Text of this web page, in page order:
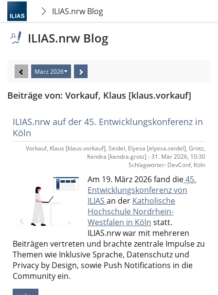
ILIAS.nrw Blog
ILIAS.nrw Blog
März 2026
Beiträge von: Vorkauf, Klaus [klaus.vorkauf]
ILIAS.nrw auf der 45. Entwicklungskonferenz in
Köln
Vorkauf, Klaus [klaus.vorkauf], Seidel, Elyesa [elyesa.seidel], Grotz,
Kendra [kendra.grotz] - 31. Mär 2026, 10:30
Schlagwörter: DevConf, Köln
Am 19. März 2026 fand die45.
Entwicklungskonferenz von
ILIAS an der Katholische
Hochschule Nordrhein-
Westfalen in Köln statt.
ILIAS.nrwwar mit mehreren
Beiträgen vertreten und brachte zentrale Impulse zu
Themen wie Inklusive Sprache, Datenschutz und
Privacy by Design, sowie Push Notifications in die
Community ein.